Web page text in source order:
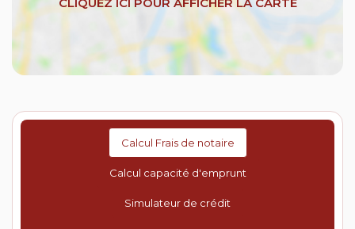
Calcul Frais de notaire
Calcul capacité d'emprunt
Simulateur de crédit